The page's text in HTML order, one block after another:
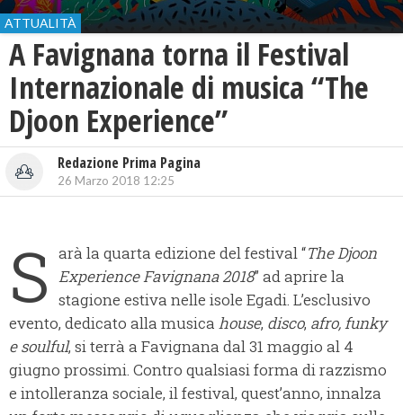
ATTUALITÀ
A Favignana torna il Festival
Internazionale di musica “The
Djoon Experience”
Redazione Prima Pagina
26 Marzo 2018 12:25
S arà la quarta edizione del festival “The Djoon
Experience Favignana 2018” ad aprire la
stagione estiva nelle isole Egadi. L’esclusivo
evento, dedicato alla musica house, disco, afro, funky
e soulful, si terrà a Favignana dal 31 maggio al 4
giugno prossimi. Contro qualsiasi forma di razzismo
e intolleranza sociale, il festival, quest’anno, innalza